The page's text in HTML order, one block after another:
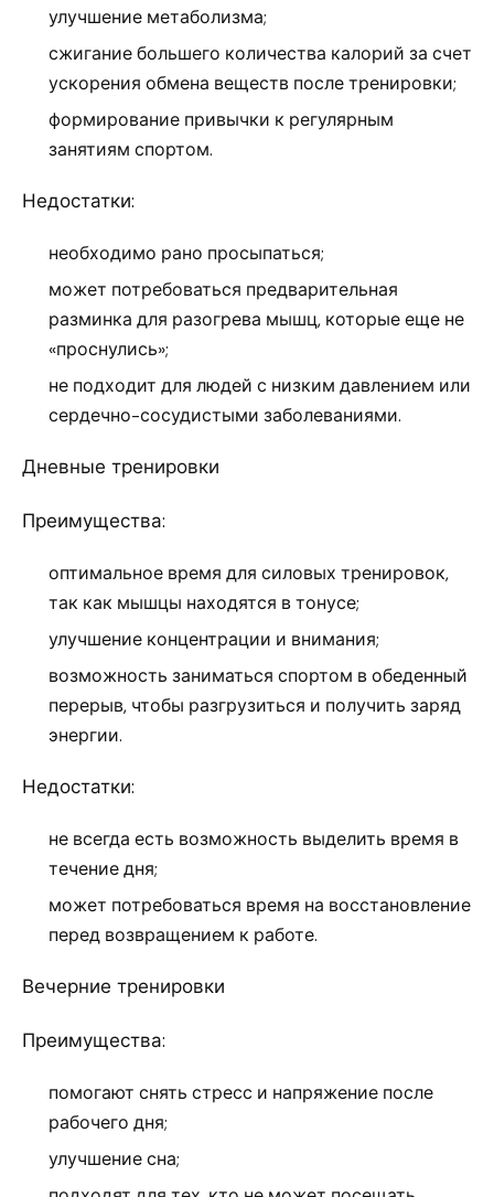
улучшение метаболизма;
сжигание большего количества калорий за счет
ускорения обмена веществ после тренировки;
формирование привычки к регулярным
занятиям спортом.
Недостатки:
необходимо рано просыпаться;
может потребоваться предварительная
разминка для разогрева мышц, которые еще не
«проснулись»;
не подходит для людей с низким давлением или
сердечно-сосудистыми заболеваниями.
Дневные тренировки
Преимущества:
оптимальное время для силовых тренировок,
так как мышцы находятся в тонусе;
улучшение концентрации и внимания;
возможность заниматься спортом в обеденный
перерыв, чтобы разгрузиться и получить заряд
энергии.
Недостатки:
не всегда есть возможность выделить время в
течение дня;
может потребоваться время на восстановление
перед возвращением к работе.
Вечерние тренировки
Преимущества:
помогают снять стресс и напряжение после
рабочего дня;
улучшение сна;